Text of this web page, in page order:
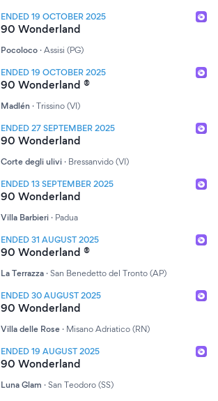
ENDED 19 OCTOBER 2025
90 Wonderland
Pocoloco · Assisi (PG)
ENDED 19 OCTOBER 2025
90 Wonderland ®
Madlén · Trissino (VI)
ENDED 27 SEPTEMBER 2025
90 Wonderland
Corte degli ulivi · Bressanvido (VI)
ENDED 13 SEPTEMBER 2025
90 Wonderland
Villa Barbieri · Padua
ENDED 31 AUGUST 2025
90 Wonderland ®
La Terrazza · San Benedetto del Tronto (AP)
ENDED 30 AUGUST 2025
90 Wonderland
Villa delle Rose · Misano Adriatico (RN)
ENDED 19 AUGUST 2025
90 Wonderland
Luna Glam · San Teodoro (SS)